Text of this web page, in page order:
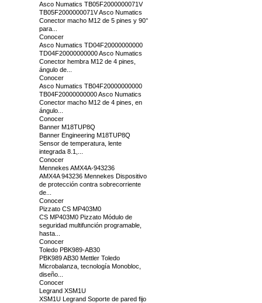
Asco Numatics TB05F2000000071V
TB05F2000000071V Asco Numatics
Conector macho M12 de 5 pines y 90°
para...
Conocer
Asco Numatics TD04F20000000000
TD04F20000000000 Asco Numatics
Conector hembra M12 de 4 pines,
ángulo de...
Conocer
Asco Numatics TB04F20000000000
TB04F20000000000 Asco Numatics
Conector macho M12 de 4 pines, en
ángulo...
Conocer
Banner M18TUP8Q
Banner Engineering M18TUP8Q
Sensor de temperatura, lente
integrada 8.1,...
Conocer
Mennekes AMX4A-943236
AMX4A 943236 Mennekes Dispositivo
de protección contra sobrecorriente
de...
Conocer
Pizzato CS MP403M0
CS MP403M0 Pizzato Módulo de
seguridad multifunción programable,
hasta...
Conocer
Toledo PBK989-AB30
PBK989 AB30 Mettler Toledo
Microbalanza, tecnología Monobloc,
diseño...
Conocer
Legrand XSM1U
XSM1U Legrand Soporte de pared fijo